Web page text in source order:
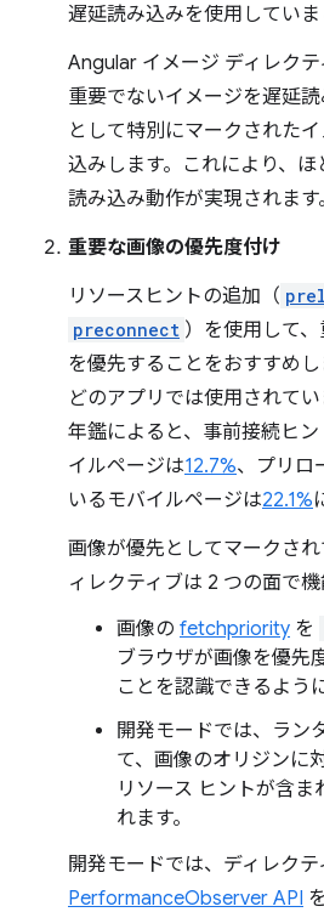
遅延読み込みを使用していま
Angular イメージ ディレク
重要でないイメージを遅延読
として特別にマークされた
込みします。これにより、
読み込み動作が実現されます。
重要な画像の優先度付け
リソースヒントの追加（
preconnect ）を使用して
を優先することをおすすめし
どのアプリでは使用されて
年鑑によると、事前接続ヒ
イルページは12.7%、プリロ
いるモバイルページは22.1%
画像が優先としてマークさ
ィレクティブは 2 つの面で機
画像の fetchpriority を
ブラウザが画像を優先
ことを認識できるよう
開発モードでは、ラン
て、画像のオリジンに
リソース ヒントが含
れます。
開発モードでは、ディレクテ
PerformanceObserver API